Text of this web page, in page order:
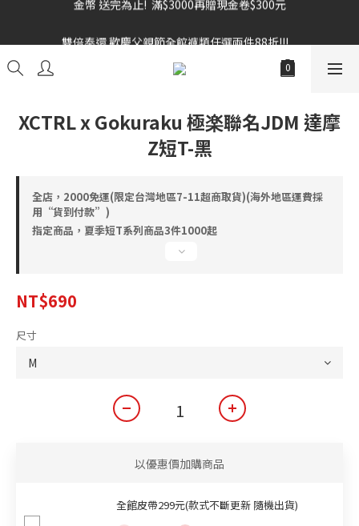
XCTRL x Gokuraku 極楽聯名JDM 達摩
Z短T-黑
全店，2000免運(限定台灣地區7-11超商取貨)(海外地區運費採
用“貨到付款”)
指定商品，夏季短T系列商品3件1000起
NT$690
尺寸
以優惠價加購商品
全館皮帶299元(款式不斷更新 隨機出貨)